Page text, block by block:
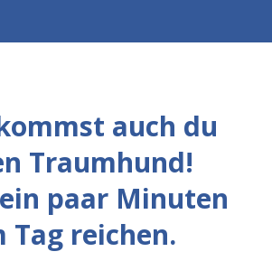
auch du
Traumhund!
paar Minuten
Tag reichen.